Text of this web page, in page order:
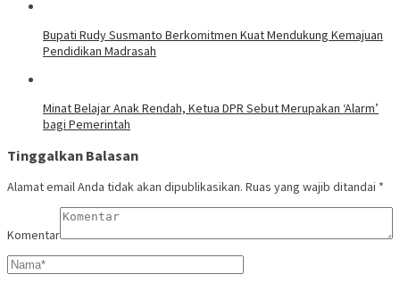
Bupati Rudy Susmanto Berkomitmen Kuat Mendukung Kemajuan
Pendidikan Madrasah
Minat Belajar Anak Rendah, Ketua DPR Sebut Merupakan ‘Alarm’
bagi Pemerintah
Tinggalkan Balasan
Alamat email Anda tidak akan dipublikasikan. Ruas yang wajib ditandai *
Komentar